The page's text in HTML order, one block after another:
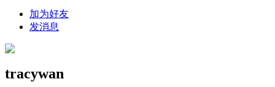
加为好友
发消息
tracywan